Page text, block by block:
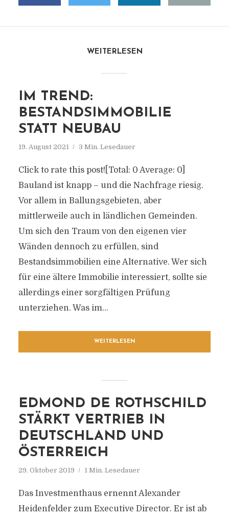
WEITERLESEN
IM TREND:
BESTANDSIMMOBILIE
STATT NEUBAU
19. August 2021 3 Min. Lesedauer
Click to rate this post![Total: 0 Average: 0]
Bauland ist knapp – und die Nachfrage riesig.
Vor allem in Ballungsgebieten, aber
mittlerweile auch in ländlichen Gemeinden.
Um sich den Traum von den eigenen vier
Wänden dennoch zu erfüllen, sind
Bestandsimmobilien eine Alternative. Wer sich
für eine ältere Immobilie interessiert, sollte sie
allerdings einer sorgfältigen Prüfung
unterziehen. Was im...
WEITERLESEN
EDMOND DE ROTHSCHILD
STÄRKT VERTRIEB IN
DEUTSCHLAND UND
ÖSTERREICH
29. Oktober 2019 1 Min. Lesedauer
Das Investmenthaus ernennt Alexander
Heidenfelder zum Executive Director. Er ist ab